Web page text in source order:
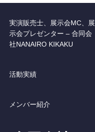
実演販売士、展示会MC、展
示会プレゼンター – 合同会
社NANAIRO KIKAKU
活動実績
メンバー紹介